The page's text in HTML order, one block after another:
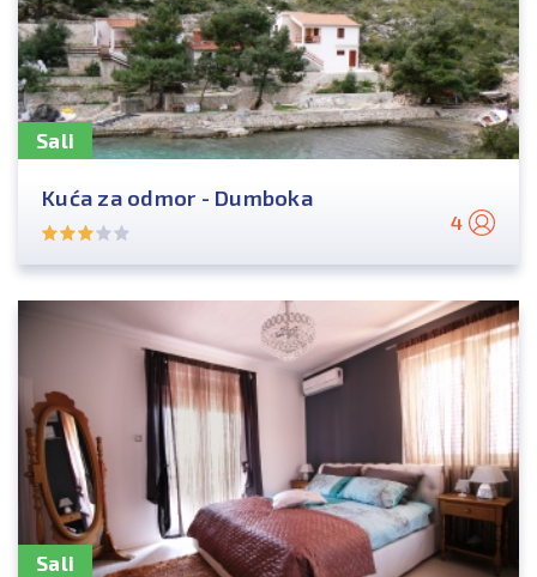
Sali
Kuća za odmor - Dumboka
4
Sali